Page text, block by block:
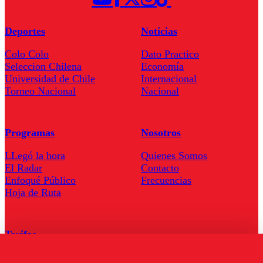
Deportes
Colo Colo
Seleccion Chilena
Universidad de Chile
Torneo Nacional
Noticias
Dato Practico
Economía
Internacional
Nacional
Programas
LLegó la hora
El Radar
Enfoqué Público
Hoja de Ruta
Nosotros
Quienes Somos
Contacto
Frecuencias
Tarifas